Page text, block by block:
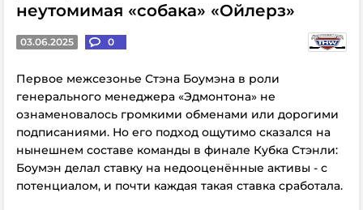
неутомимая «собака» «Ойлерз»
03.06.2025 0
Первое межсезонье Стэна Боумэна в роли
генерального менеджера «Эдмонтона» не
ознаменовалось громкими обменами или дорогими
подписаниями. Но его подход ощутимо сказался на
нынешнем составе команды в финале Кубка Стэнли:
Боумэн делал ставку на недооценённые активы - с
потенциалом, и почти каждая такая ставка сработала.